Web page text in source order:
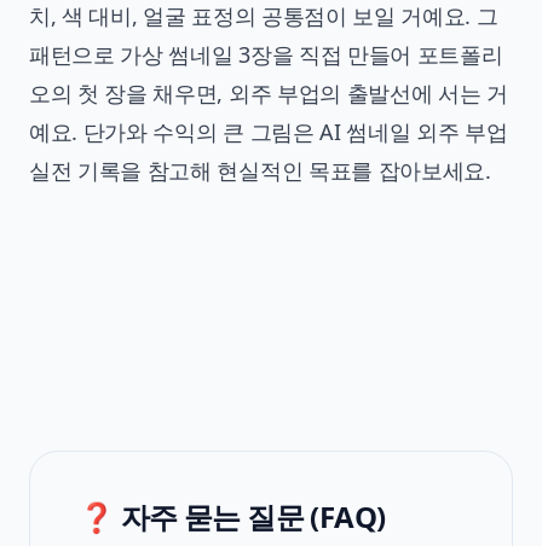
치, 색 대비, 얼굴 표정의 공통점이 보일 거예요. 그
패턴으로 가상 썸네일 3장을 직접 만들어 포트폴리
오의 첫 장을 채우면, 외주 부업의 출발선에 서는 거
예요. 단가와 수익의 큰 그림은AI 썸네일 외주 부업
실전 기록을 참고해 현실적인 목표를 잡아보세요.
❓ 자주 묻는 질문 (FAQ)